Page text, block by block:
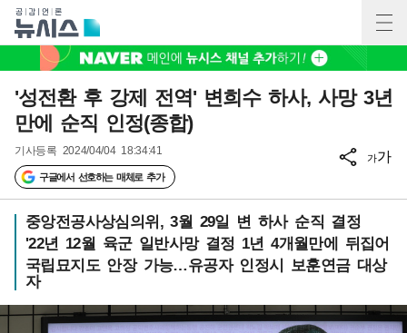
'성전환 후 강제 전역' 변희수 하사, 사망 3년
만에 순직 인정(종합)
기사등록 2024/04/04 18:34:41
구글에서 선호하는 매체로 추가
가가
중앙전공사상심의위, 3월 29일 변 하사 순직 결정
'22년 12월 육군 일반사망 결정 1년 4개월만에 뒤집어
국립묘지도 안장 가능…유공자 인정시 보훈연금 대상
자